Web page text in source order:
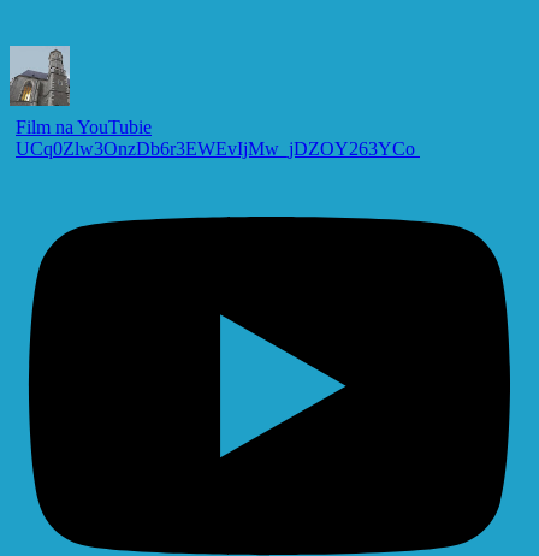
Film na YouTubie
UCq0Zlw3OnzDb6r3EWEvIjMw_jDZOY263YCo